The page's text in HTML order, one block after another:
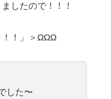
したので！！！
！！」＞ΩΩΩ
した〜